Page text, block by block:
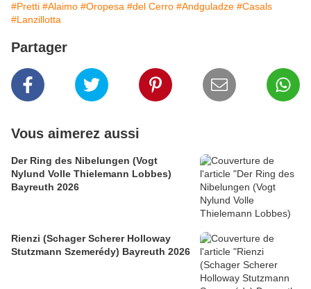
#Pretti #Alaimo #Oropesa #del Cerro #Andguladze #Casals
#Lanzillotta
Partager
Vous aimerez aussi
Der Ring des Nibelungen (Vogt
Nylund Volle Thielemann Lobbes)
Bayreuth 2026
Rienzi (Schager Scherer Holloway
Stutzmann Szemerédy) Bayreuth 2026